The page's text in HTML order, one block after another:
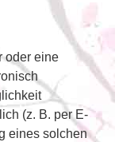
oder eine
(z. B. per E-
eines solchen